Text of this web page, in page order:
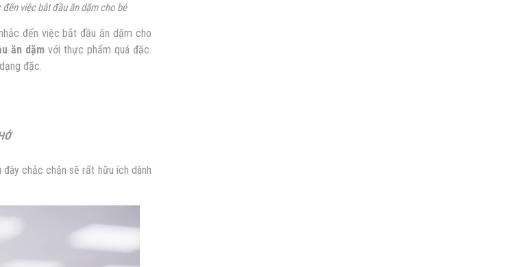
việc bắt đầu ăn dặm cho bé
đến việc bắt đầu ăn dặm cho
ăn dặm với thực phẩm quá đặc.
đặc.
đây chắc chắn sẽ rất hữu ích dành